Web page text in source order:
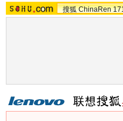
搜狐 ChinaRen